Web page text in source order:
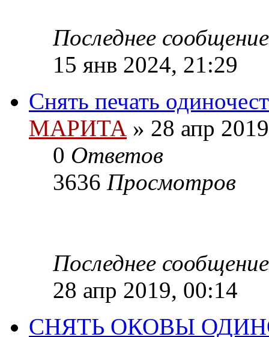
Последнее сообщение
15 янв 2024, 21:29
Снять печать
МАРИТА » 28 апр
0 Ответов
3636 Просмотров
Последнее сообщение
28 апр 2019, 00:14
СНЯТЬ ОКОВЫ